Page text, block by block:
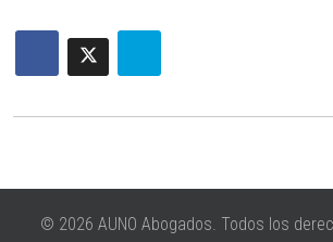
© 2026 AUNO Abogados. Todos los